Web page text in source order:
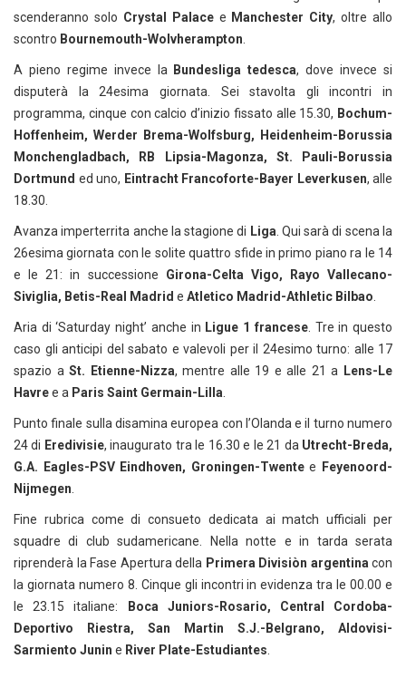
scenderanno solo Crystal Palacee Manchester City, oltre allo
scontro Bournemouth-Wolvherampton.
A pieno regime invece la Bundesliga tedesca, dove invece si
disputerà la 24esima giornata. Sei stavolta gli incontri in
programma, cinque con calcio d’inizio fissato alle 15.30, Bochum-
Hoffenheim, Werder Brema-Wolfsburg, Heidenheim-Borussia
Monchengladbach, RB Lipsia-Magonza, St. Pauli-Borussia
Dortmund ed uno, Eintracht Francoforte-Bayer Leverkusen, alle
18.30.
Avanza imperterrita anche la stagione di Liga. Qui sarà di scena la
26esima giornata con le solite quattro sfide in primo piano ra le 14
e le 21: in successione Girona-Celta Vigo, Rayo Vallecano-
Siviglia, Betis-Real Madrid e Atletico Madrid-Athletic Bilbao.
Aria di ‘Saturday night’ anche in Ligue 1 francese. Tre in questo
caso gli anticipi del sabato e valevoli per il 24esimo turno: alle 17
spazio aSt. Etienne-Nizza, mentre alle 19 e alle 21 a Lens-Le
Havree a Paris Saint Germain-Lilla.
Punto finale sulla disamina europea con l’Olanda e il turno numero
24 di Eredivisie, inaugurato tra le 16.30 e le 21 da Utrecht-Breda,
G.A. Eagles-PSV Eindhoven, Groningen-Twentee
Feyenoord-
Nijmegen.
Fine rubrica come di consueto dedicata ai match ufficiali per
squadre di club sudamericane. Nella notte e in tarda serata
riprenderà la Fase Apertura della Primera Divisiòn argentinacon
la giornata numero 8. Cinque gli incontri in evidenza tra le 00.00 e
le 23.15 italiane:
Boca Juniors-Rosario, Central Cordoba-
Deportivo Riestra, San Martin S.J.-Belgrano, Aldovisi-
Sarmiento Junin e River Plate-Estudiantes.